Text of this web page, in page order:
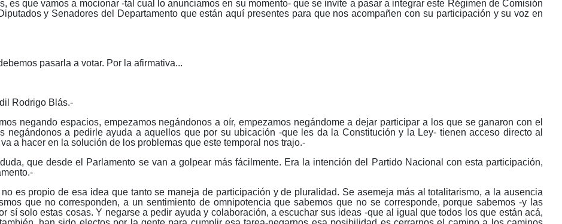
es que vamos a mocionar -tal cual lo anunciamos en su momento- que se invite a pasar a integrar este Régimen de Comisión
y Senadores del Departamento que están aquí presentes para que nos acompañen con su participación y su voz en
pasarla a votar. Por la afirmativa...
Rodrigo Blás.-
negando espacios, empezamos negándonos a oír, empezamos negándome a dejar participar a los que se ganaron con el
negándonos a pedirle ayuda a aquellos que por su ubicación -que les da la Constitución y la Ley- tienen acceso directo al
a hacer en la solución de los problemas que este temporal nos trajo.-
que desde el Parlamento se van a golpear más fácilmente. Era la intención del Partido Nacional con esta participación,
es propio de esa idea que tanto se maneja de participación y de pluralidad. Se asemeja más al totalitarismo, a la ausencia
que no corresponden, a un sentimiento de omnipotencia que sabemos que no se corresponde, porque sabemos -y las
sí solo estas cosas. Y negarse a pedir ayuda y colaboración, a escuchar sus ideas -que al igual que todos los que están acá,